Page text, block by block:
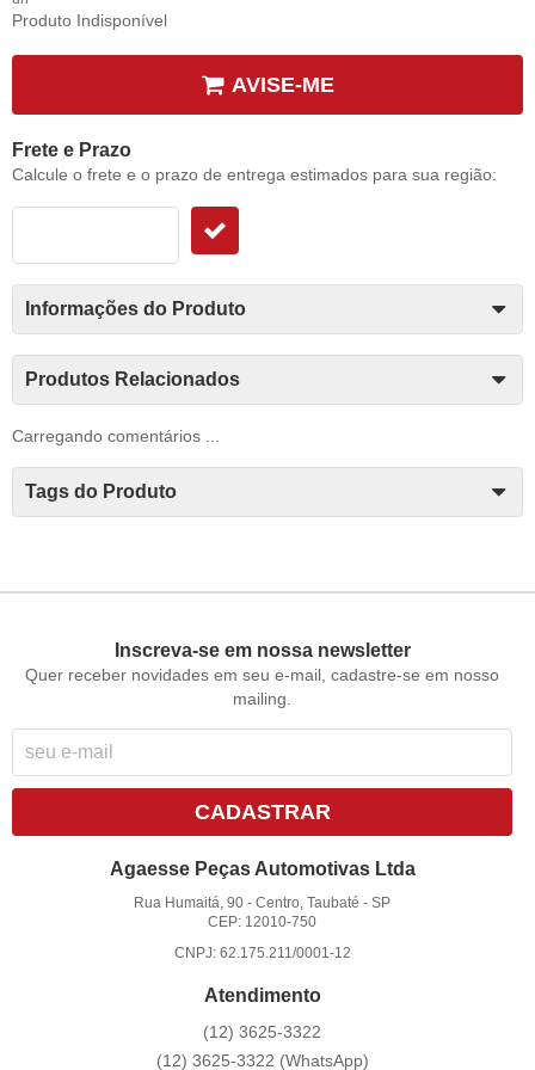
Produto Indisponível
AVISE-ME
Frete e Prazo
Calcule o frete e o prazo de entrega estimados para sua região:
Informações do Produto
Produtos Relacionados
Carregando comentários ...
Tags do Produto
Inscreva-se em nossa newsletter
Quer receber novidades em seu e-mail, cadastre-se em nosso
mailing.
CADASTRAR
Agaesse Peças Automotivas Ltda
Rua Humaitá, 90 -Centro, Taubaté -SP
CEP: 12010-750
CNPJ: 62.175.211/0001-12
Atendimento
(12) 3625-3322
(12) 3625-3322 (WhatsApp)